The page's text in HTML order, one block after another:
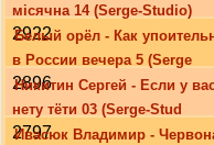
місячна 14 (Serge-Studio)
2922
Белый орёл - Как
в России вечера 5 (Serge
2896
Никитин Сергей - Если у
нету тёти 03 (Serge-Stud
2797
Ивасюк Владимир -